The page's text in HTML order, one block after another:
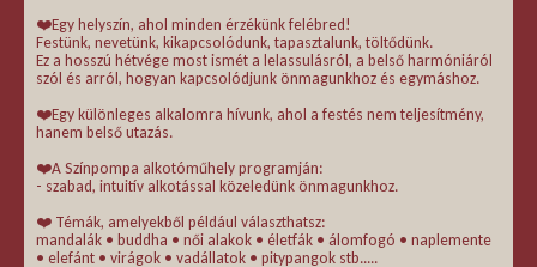
❤️Egy helyszín, ahol minden érzékünk felébred!
Festünk, nevetünk, kikapcsolódunk, tapasztalunk, töltődünk.
Ez a hosszú hétvége most ismét a lelassulásról, a belső harmóniáról
szól és arról, hogyan kapcsolódjunk önmagunkhoz és egymáshoz.
❤️Egy különleges alkalomra hívunk, ahol a festés nem teljesítmény,
hanem belső utazás.
❤️A Színpompa alkotóműhely programján:
- szabad, intuitív alkotással közeledünk önmagunkhoz.
❤️ Témák, amelyekből például választhatsz:
mandalák • buddha • női alakok • életfák • álomfogó • naplemente
• elefánt • virágok • vadállatok • pitypangok stb.....